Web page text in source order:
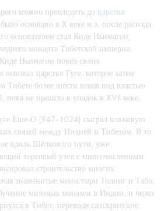
можно проследить до царства
основано в X веке н.э. после распада
основателем стал Киде Ньимагон,
монарха Тибетской империи.
Ньимагон повёл своих
основал царство Гуге, которое затем
Тибете более шести веков под властью
пока не пришло в упадок в XVII веке.
Еше-О (947–1024) сыграл ключевую
связей между Индией и Тибетом. В то
вдоль Шёлкового пути, уже
торговый узел с многочисленным
строительство многих
знаменитые монастыри Толинг и Табо.
молодых монахов в Индии, и через
в Тибет, переводя санскритские